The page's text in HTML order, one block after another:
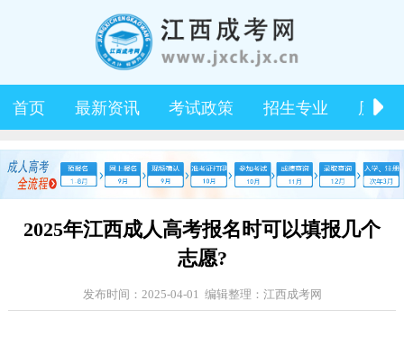
首页 最新资讯 考试政策 招生专业 历年
2025年江西成人高考报名时可以填报几个
志愿?
发布时间：2025-04-01 编辑整理：江西成考网